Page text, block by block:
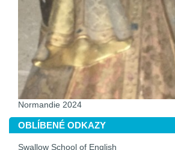
Normandie 2024
OBLÍBENÉ ODKAZY
Swallow School of English